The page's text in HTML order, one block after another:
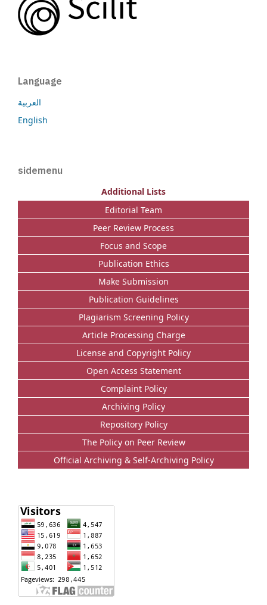
Language
العربية
English
sidemenu
Additional Lists
Editorial Team
Peer Review Process
Focus and Scope
Publication Ethics
Make Submission
Publication Guidelines
Plagiarism Screening Policy
Article Processing Charge
License and Copyright Policy
Open Access Statement
Complaint Policy
Archiving Policy
Repository Policy
The Policy on Peer Review
Official Archiving & Self-Archiving Policy